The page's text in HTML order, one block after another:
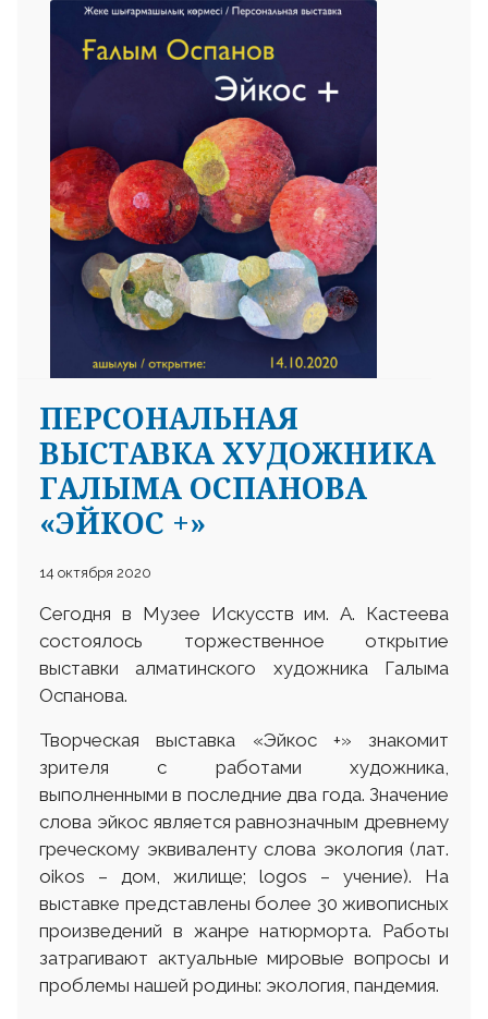
ПЕРСОНАЛЬНАЯ
ВЫСТАВКА ХУДОЖНИКА
ГАЛЫМА ОСПАНОВА
«ЭЙКОС +»
14 октября 2020
Сегодня в Музее Искусств им. А. Кастеева
состоялось торжественное открытие
выставки алматинского художника Галыма
Оспанова.
Творческая выставка «Эйкос +» знакомит
зрителя с работами художника,
выполненными в последние два года. Значение
слова эйкос является равнозначным древнему
греческому эквиваленту слова экология (лат.
оіkos – дом, жилище; logos – учение). На
выставке представлены более 30 живописных
произведений в жанре натюрморта. Работы
затрагивают актуальные мировые вопросы и
проблемы нашей родины: экология, пандемия.